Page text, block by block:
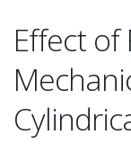
Effect of